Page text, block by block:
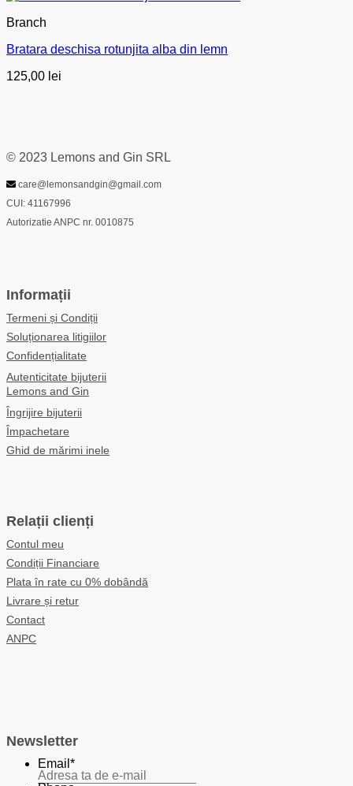
Branch
Bratara deschisa rotunjita alba din lemn
125,00 lei
© 2023 Lemons and Gin SRL
care@lemonsandgin@gmail.com
CUI: 41167996
Autorizatie ANPC nr. 0010875
Informații
Termeni și Condiții
Soluționarea litigiilor
Confidențialitate
Autenticitate bijuterii
Lemons and Gin
Îngrijire bijuterii
Împachetare
Ghid de mărimi inele
Relații clienți
Contul meu
Condiții Financiare
Plata în rate cu 0% dobândă
Livrare și retur
Contact
ANPC
Newsletter
Email *